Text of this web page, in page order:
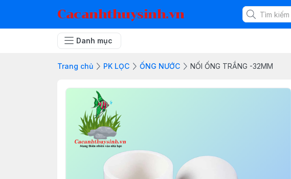
Cacanhthuysinh.vn
Danh mục
Trang chủ PK LỌC ỐNG NƯỚC NỐI ỐNG TRẮNG -32MM